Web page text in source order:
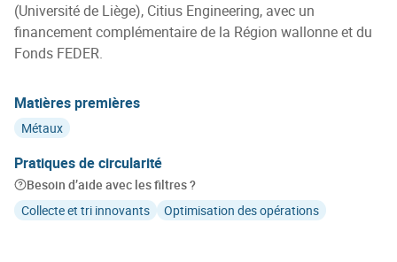
(Université de Liège), Citius Engineering, avec un
financement complémentaire de la Région wallonne et du
Fonds FEDER.
Matières premières
Métaux
Pratiques de circularité
Besoin d’aide avec les filtres ?
Collecte et tri innovants
Optimisation des opérations